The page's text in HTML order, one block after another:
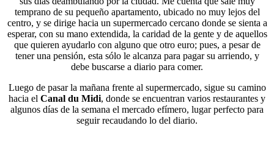
temprano de su pequeño apartamento, ubicado no muy lejos del
centro, y se dirige hacia un supermercado cercano donde se sienta a
esperar, con su mano extendida, la caridad de la gente y de aquellos
que quieren ayudarlo con alguno que otro euro; pues, a pesar de
tener una pensión, esta sólo le alcanza para pagar su arriendo, y
debe buscarse a diario para comer.
Luego de pasar la mañana frente al supermercado, sigue su camino
hacia el Canal du Midi, donde se encuentran varios restaurantes y
algunos días de la semana el mercado efímero, lugar perfecto para
seguir recaudando lo del diario.